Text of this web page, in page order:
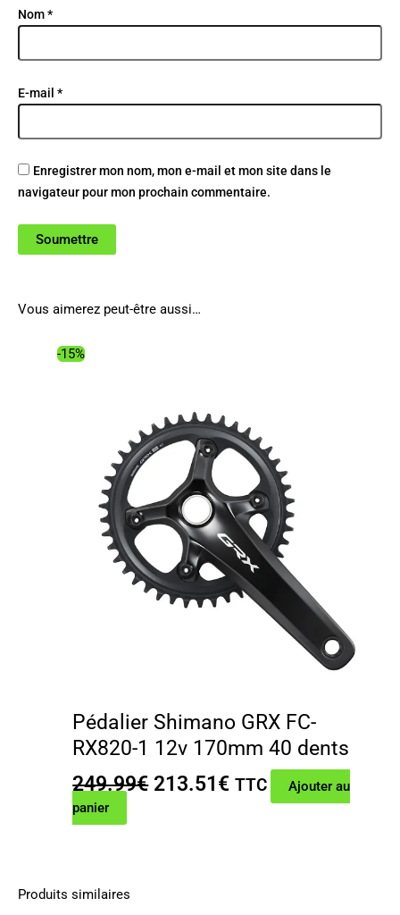
Nom*
E-mail *
Enregistrer mon nom, mon e-mail et mon site dans le
navigateur pour mon prochain commentaire.
Vous aimerez peut-être aussi…
-15%
Pédalier Shimano GRX FC-
RX820-1 12v 170mm 40 dents
249.99€ Le
213.51 € Le
TTC
Ajouter au
panier
Produits similaires